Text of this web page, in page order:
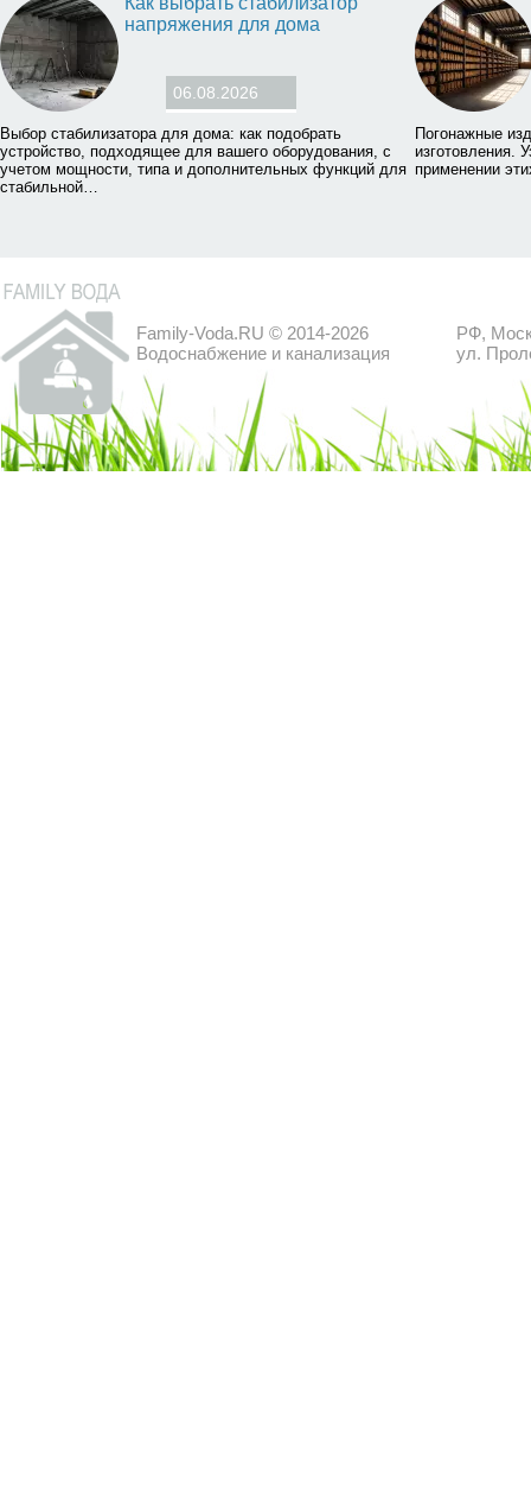
напряжения для дома
06.08.2026
Выбор стабилизатора для дома: как подобрать
устройство, подходящее для вашего оборудования, с
учетом мощности, типа и дополнительных функций для
стабильной…
Погонажные
изготовления.
применении
Family-Voda.RU © 2014-2026
Водоснабжение и канализация
РФ,
ул.